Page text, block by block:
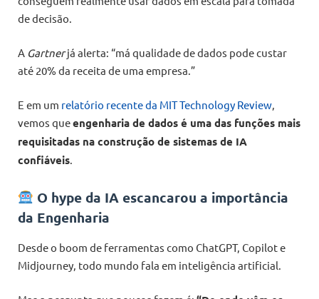
de decisão.
A Gartnerjá alerta: “má qualidade de dados pode custar
até 20% da receita de uma empresa.”
E em um relatório recente da MIT Technology Review,
vemos queengenharia de dados é uma das funções mais
requisitadas na construção de sistemas de IA
confiáveis.
O hype da IA escancarou a importância
da Engenharia
Desde o boom de ferramentas como ChatGPT, Copilot e
Midjourney, todo mundo fala em inteligência artificial.